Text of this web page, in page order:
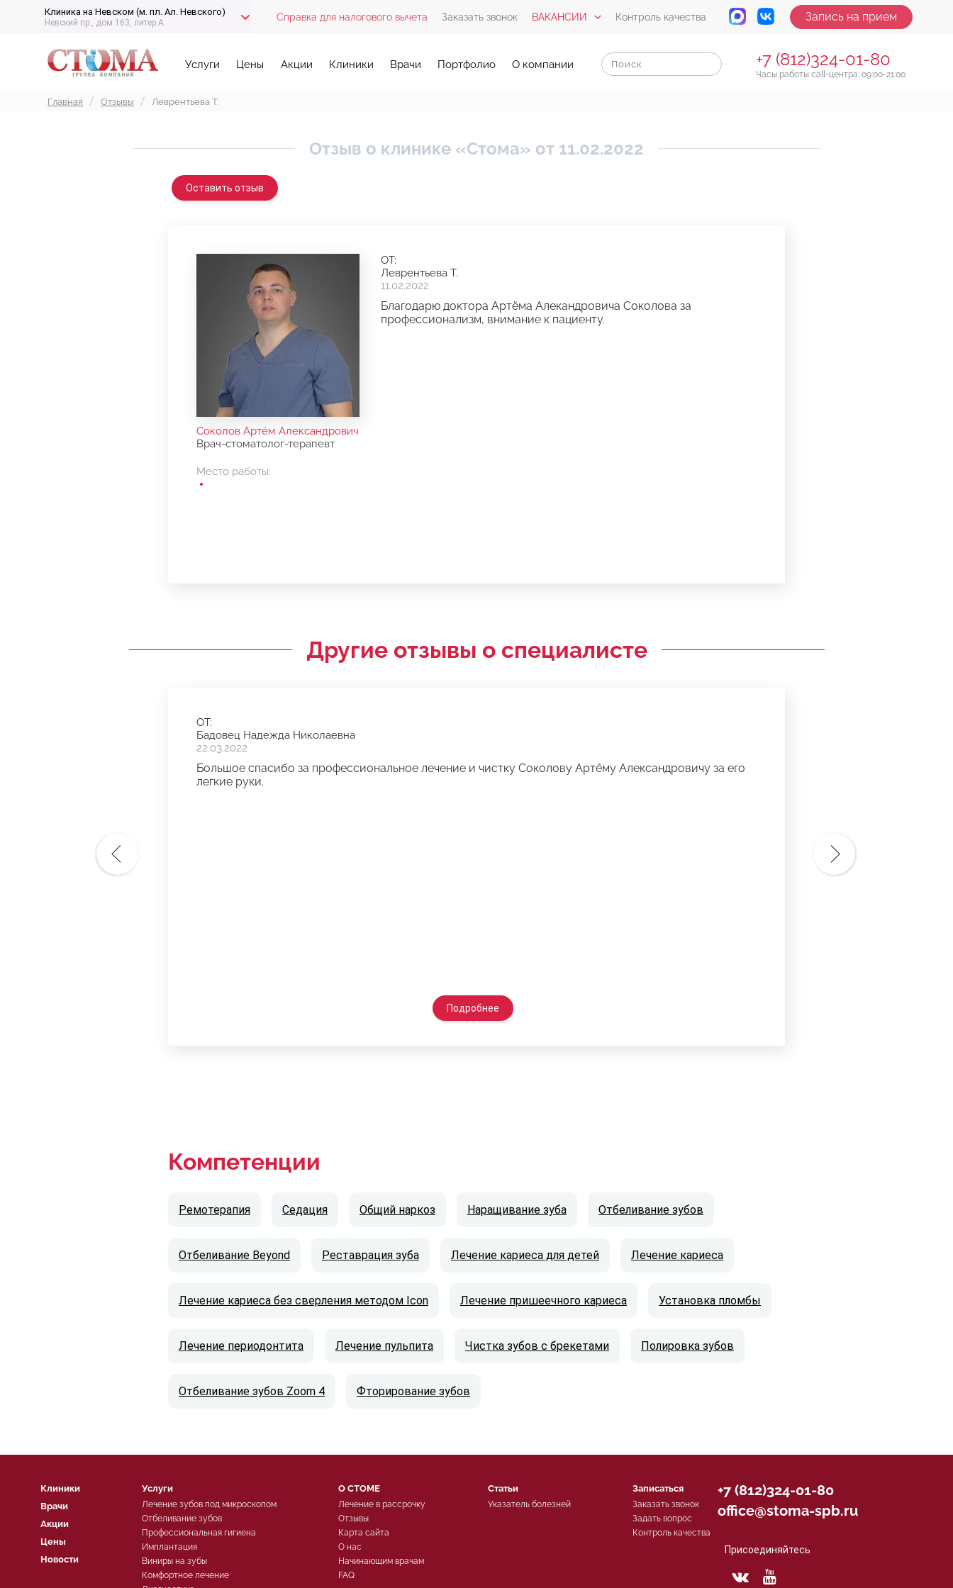
Клиника на Невском (м. пл. Ал. Невского)
Невский пр., дом 163, литер А Справка для налогового вычета Заказать звонок ВАКАНСИИ Контроль качества Запись на прием
Услуги Цены Акции Клиники Врачи Портфолио О компании +7 (812)324-01-80
Часы работы call-центра: 09:00-21:00
Главная Отзывы Леврентьева Т.
Отзыв о клинике «Стома» от 11.02.2022
Оставить отзыв
Соколов Артём Александрович
Врач-стоматолог-терапевт
Место работы:
ОТ:
Леврентьева Т.
11.02.2022
Благодарю доктора Артёма Алекандровича Соколова за
профессионализм, внимание к пациенту.
Другие отзывы о специалисте
ОТ:
Бадовец Надежда Николаевна
22.03.2022
Большое спасибо за профессиональное лечение и чистку Соколову Артёму Александровичу за его
легкие руки.
Подробнее
Компетенции
Ремотерапия Седация Общий наркоз Наращивание зуба Отбеливание зубов
Отбеливание Beyond Реставрация зуба Лечение кариеса для детей Лечение кариеса
Лечение кариеса без сверления методом Icon Лечение пришеечного кариеса Установка пломбы
Лечение периодонтита Лечение пульпита Чистка зубов с брекетами Полировка зубов
Отбеливание зубов Zoom 4 Фторирование зубов
Клиники
Врачи
Акции
Цены
Новости
Услуги
Лечение зубов под микроскопом
Отбеливание зубов
Профессиональная гигиена
Имплантация
Виниры на зубы
Комфортное лечение
О СТОМЕ
Лечение в рассрочку
Отзывы
Карта сайта
О нас
Начинающим врачам
FAQ
Статьи
Указатель болезней
Записаться
Заказать звонок
Задать вопрос
Контроль качества
+7 (812)324-01-80
office@stoma-spb.ru
Присоединяйтесь